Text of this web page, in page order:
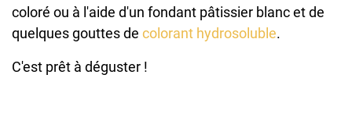
coloré ou à l'aide d'un fondant pâtissier blanc et de
quelques gouttes de colorant hydrosoluble.
C'est prêt à déguster !